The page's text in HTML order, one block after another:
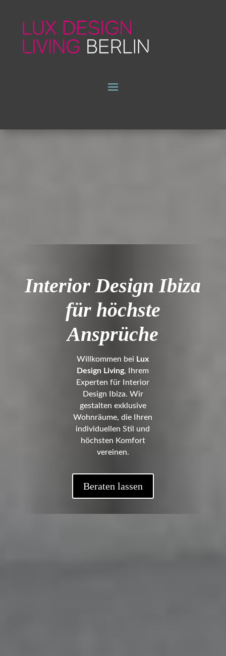
Interior Design Ibiza
für höchste
Ansprüche
Willkommen bei Lux
Design Living, Ihrem
Experten für Interior
Design Ibiza. Wir
gestalten exklusive
Wohnräume, die Ihren
individuellen Stil und
höchsten Komfort
vereinen.
Beraten lassen